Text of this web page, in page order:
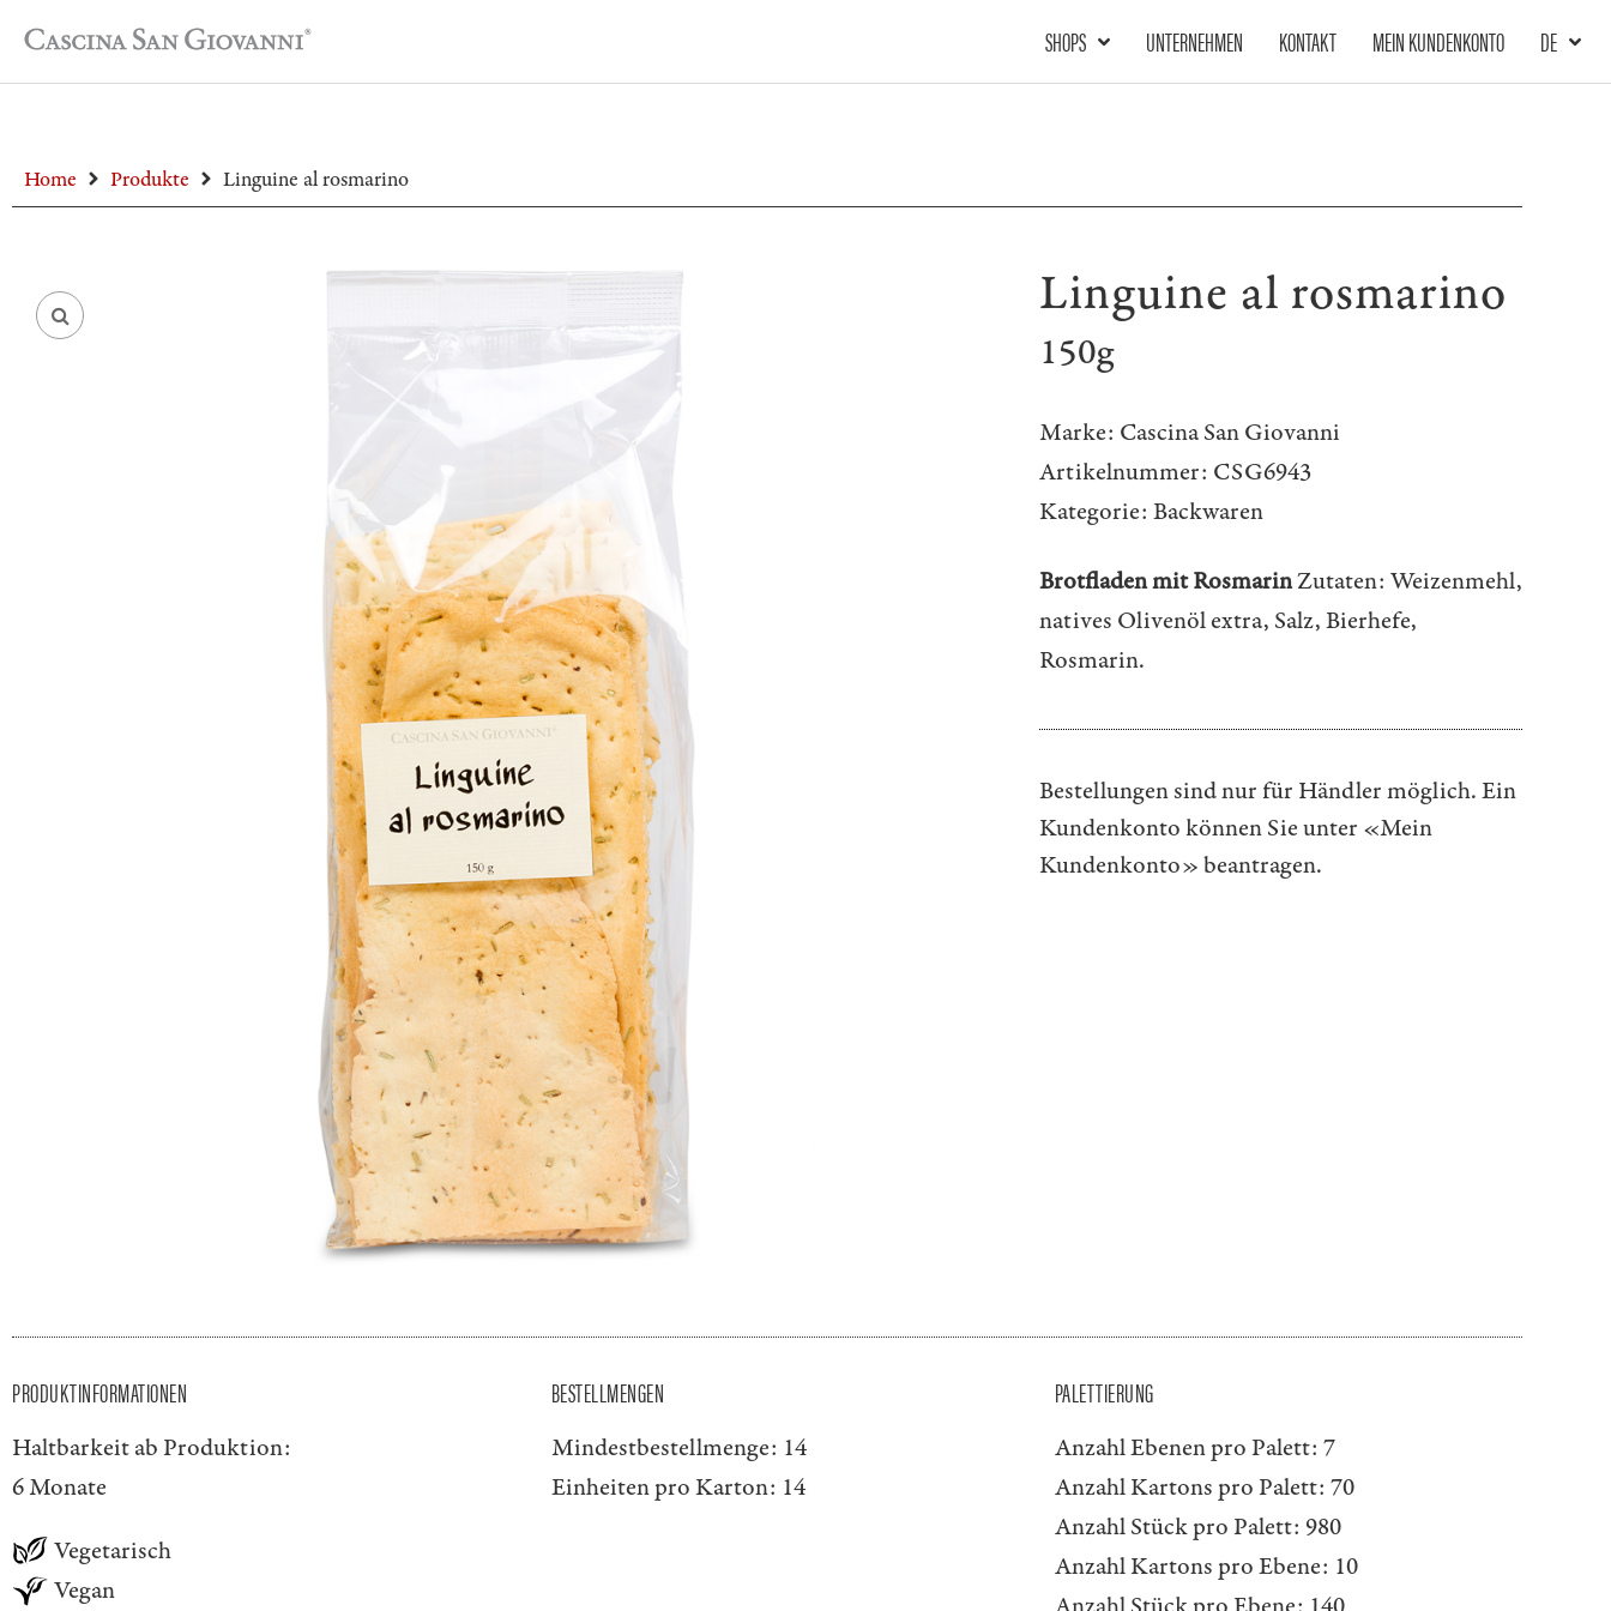
SHOPS UNTERNEHMEN KONTAKT MEIN KUNDENKONTO DE
Home Produkte Linguine al rosmarino
Linguine al rosmarino
150g
Marke: Cascina San Giovanni
Artikelnummer: CSG6943
Kategorie: Backwaren
Brotfladen mit RosmarinZutaten: Weizenmehl,
natives Olivenöl extra, Salz, Bierhefe,
Rosmarin.
Bestellungen sind nur für Händler möglich. Ein
Kundenkonto können Sie unter «Mein
Kundenkonto»beantragen.
PRODUKTINFORMATIONEN
Haltbarkeit ab Produktion:
6 Monate
Vegetarisch
Vegan
BESTELLMENGEN
Mindestbestellmenge: 14
Einheiten pro Karton: 14
PALETTIERUNG
Anzahl Ebenen pro Palett: 7
Anzahl Kartons pro Palett: 70
Anzahl Stück pro Palett: 980
Anzahl Kartons pro Ebene: 10